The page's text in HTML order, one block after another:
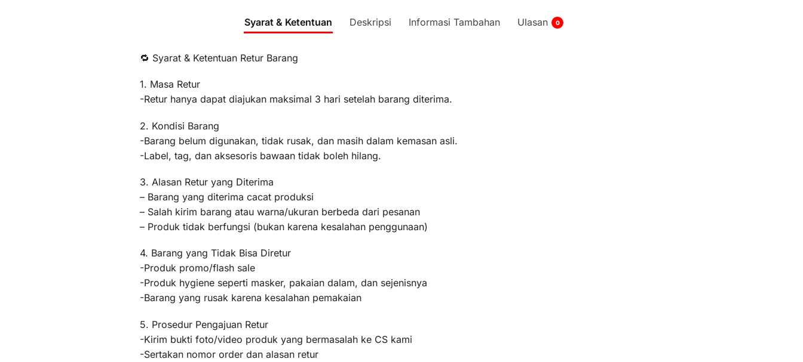
Syarat & Ketentuan Deskripsi Informasi Tambahan Ulasan 0
🔁 Syarat & Ketentuan Retur Barang
1. Masa Retur
-Retur hanya dapat diajukan maksimal 3 hari setelah barang diterima.
2. Kondisi Barang
-Barang belum digunakan, tidak rusak, dan masih dalam kemasan asli.
-Label, tag, dan aksesoris bawaan tidak boleh hilang.
3. Alasan Retur yang Diterima
– Barang yang diterima cacat produksi
– Salah kirim barang atau warna/ukuran berbeda dari pesanan
– Produk tidak berfungsi (bukan karena kesalahan penggunaan)
4. Barang yang Tidak Bisa Diretur
-Produk promo/flash sale
-Produk hygiene seperti masker, pakaian dalam, dan sejenisnya
-Barang yang rusak karena kesalahan pemakaian
5. Prosedur Pengajuan Retur
-Kirim bukti foto/video produk yang bermasalah ke CS kami
-Sertakan nomor order dan alasan retur